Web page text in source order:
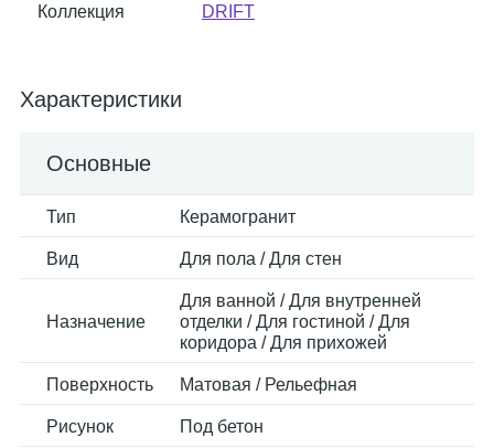
Коллекция DRIFT
Характеристики
Основные
Тип Керамогранит
Вид Для пола / Для стен
Назначение
Для ванной / Для внутренней
отделки / Для гостиной / Для
коридора / Для прихожей
Поверхность Матовая / Рельефная
Рисунок Под бетон